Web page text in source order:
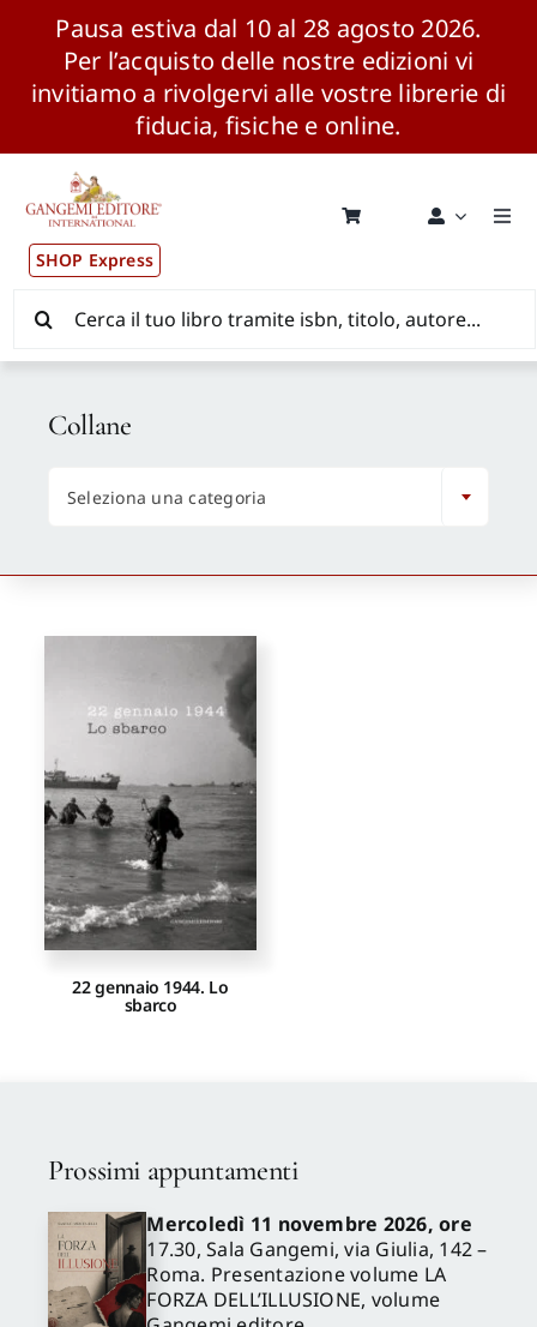
Pausa estiva dal 10 al 28 agosto 2026.
Per l’acquisto delle nostre edizioni vi
invitiamo a rivolgervi alle vostre librerie di
fiducia, fisiche e online.
contenuto
SHOP Express
Pubblicazioni
News ed Eventi
Distribuzione Wolrdwide
CONSIP / MEPA / ANVUR / CINECA
Proposte di pubblicazione
Gangemi Editore
Newsletter
per:
22 gennaio 1944. Lo
sbarco
Collane
Seleziona una categoria
Prossimi appuntamenti
Mercoledì 11 novembre 2026, ore
17.30, Sala Gangemi, via Giulia, 142 –
Roma. Presentazione volume LA
FORZA DELL’ILLUSIONE, volume